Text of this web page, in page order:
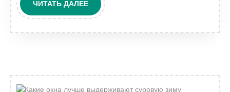
ЧИТАТЬ ДАЛЕЕЧИТАТЬ
ДАЛЕЕ